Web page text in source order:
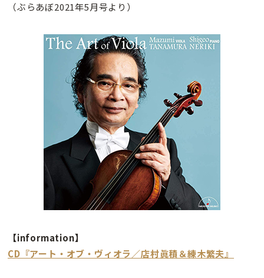
（ぶらあぼ2021年5月号より）
【information】
CD『アート・オブ・ヴィオラ／店村眞積＆練木繁夫』